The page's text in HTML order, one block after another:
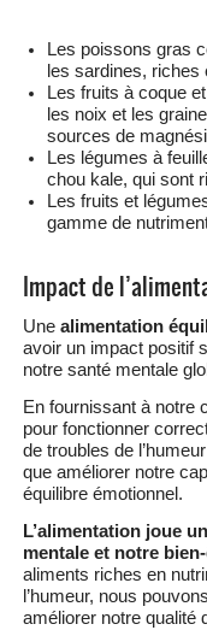
Les poissons gras
les sardines, riches
Les fruits à coque
les noix et les
sources de
Les légumes à
chou kale, qui sont
Les fruits et
gamme de
Impact de
Une alimentation
avoir un impact positif
notre santé mentale
En fournissant à notre
pour fonctionner
de troubles de
que améliorer notre
équilibre émotionnel.
L’alimentation joue
mentale et notre
aliments riches en
l’humeur, nous
améliorer notre qualité